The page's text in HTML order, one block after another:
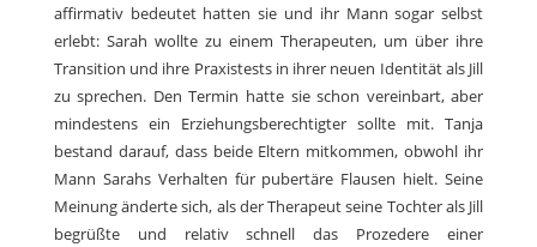
affirmativ bedeutet hatten sie und ihr Mann sogar selbst
erlebt: Sarah wollte zu einem Therapeuten, um über ihre
Transition und ihre Praxistests in ihrer neuen Identität als Jill
zu sprechen. Den Termin hatte sie schon vereinbart, aber
mindestens ein Erziehungsberechtigter sollte mit. Tanja
bestand darauf, dass beide Eltern mitkommen, obwohl ihr
Mann Sarahs Verhalten für pubertäre Flausen hielt. Seine
Meinung änderte sich, als der Therapeut seine Tochter als Jill
begrüßte und relativ schnell das Prozedere einer